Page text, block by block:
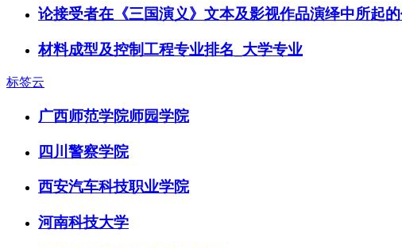
论接受者在《三国演义》文本及影视作品演绎中所起
材料成型及控制工程专业排名_大学专业
标签云
广西师范学院师园学院
四川警察学院
西安汽车科技职业学院
河南科技大学